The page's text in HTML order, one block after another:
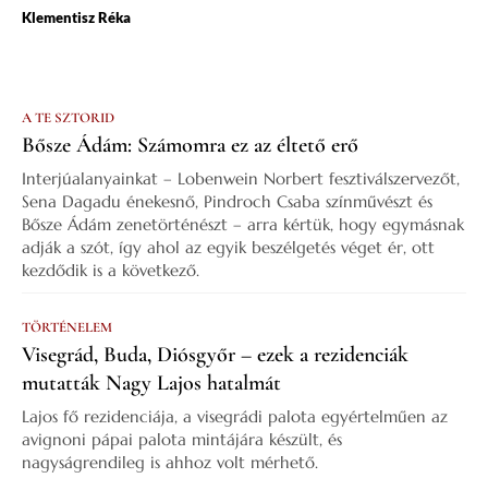
Klementisz Réka
A TE SZTORID
Bősze Ádám: Számomra ez az éltető erő
Interjúalanyainkat – Lobenwein Norbert fesztiválszervezőt,
Sena Dagadu énekesnő, Pindroch Csaba színművészt és
Bősze Ádám zenetörténészt – arra kértük, hogy egymásnak
adják a szót, így ahol az egyik beszélgetés véget ér, ott
kezdődik is a következő.
TÖRTÉNELEM
Visegrád, Buda, Diósgyőr – ezek a rezidenciák
mutatták Nagy Lajos hatalmát
Lajos fő rezidenciája, a visegrádi palota egyértelműen az
avignoni pápai palota mintájára készült, és
nagyságrendileg is ahhoz volt mérhető.